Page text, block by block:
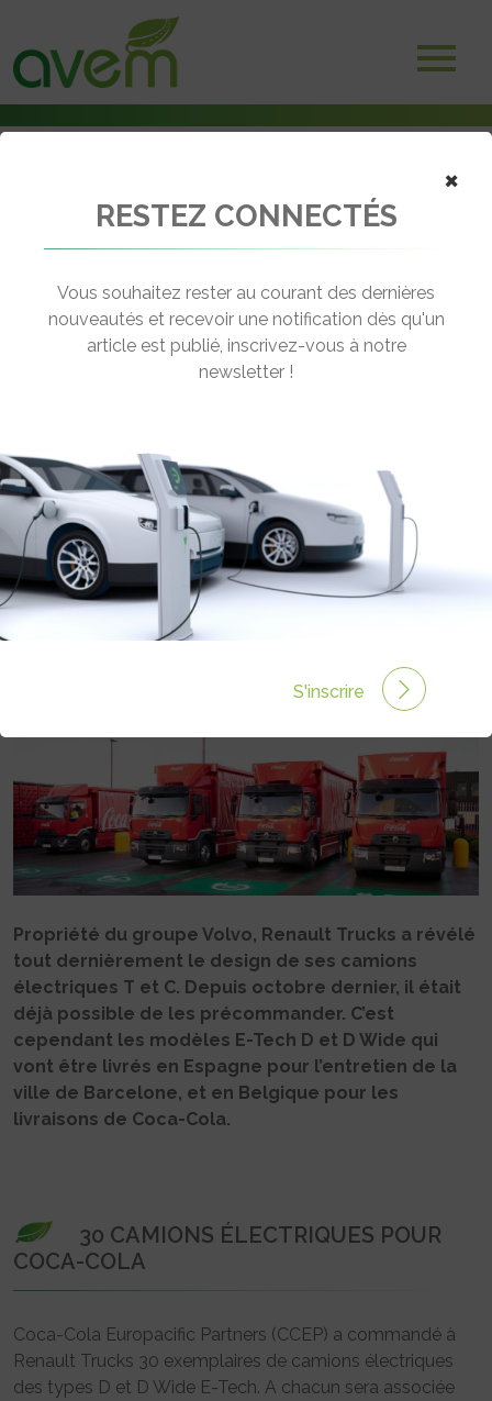
Coca-Cola, ville de Barcelone : Renault Trucks enchaîne les gros
← Revenir aux actualités
COCA-COLA, VILLE DE BARCELONE :
RENAULT TRUCKS ENCHAÎNE LES
GROS CONTRATS
Rédigé par Philippe Schwoerer le 30 Nov 2022 à 12:40
0 commentaires
Propriété du groupe Volvo, Renault Trucks a révélé
tout dernièrement le design de ses camions
électriques T et C. Depuis octobre dernier, il était
déjà possible de les précommander. C’est
cependant les modèles E-Tech D et D Wide qui
vont être livrés en Espagne pour l’entretien de la
ville de Barcelone, et en Belgique pour les
livraisons de Coca-Cola.
30 CAMIONS ÉLECTRIQUES POUR
COCA-COLA
Coca-Cola Europacific Partners (CCEP) a commandé à
Renault Trucks 30 exemplaires de camions électriques
des types D et D Wide E-Tech. A chacun sera associée
×
RESTEZ CONNECTÉS
Vous souhaitez rester au courant des dernières
nouveautés et recevoir une notification dès qu'un
article est publié, inscrivez-vous à notre
newsletter !
S'inscrire